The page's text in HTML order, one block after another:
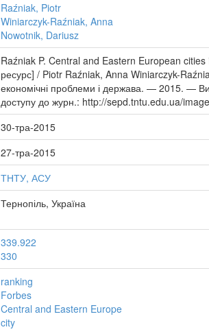
Raźniak, Piotr
Winiarczyk-Raźniak, Anna
Nowotnik, Dariusz
Raźniak P. Central and Eastern European
ресурс] / Piotr Raźniak, Anna Winiarczyk-
економічні проблеми і держава. — 2015.
доступу до журн.: http://sepd.tntu.edu.ua/
30-тра-2015
27-тра-2015
ТНТУ, АСУ
Тернопіль, Україна
339.922
330
ranking
Forbes
Central and Eastern Europe
city